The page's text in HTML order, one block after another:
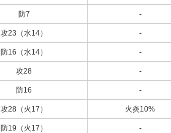
防7 -
攻23（水14） -
防16（水14） -
攻28 -
防16 -
攻28（火17） 火炎10%
防19（火17） -